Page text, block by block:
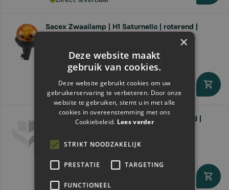
Sacex Zwaailamp | H1 Saturnello | roterend |
€33,05
Levertijd 2 - 6 werkdagen
Sacex Zwaailamp LED | Vega Line | roterend |
€94,15
Levertijd 2 - 6 werkdagen
×
Deze website maakt
gebruik van cookies.
Deze website gebruikt cookies om uw
gebruikerservaring te verbeteren. Door onze
website te gebruiken, stemt u in met alle
cookies in overeenstemming met ons
Cookiebeleid. Lees verder
STRIKT NOODZAKELIJK
PRESTATIE TARGETING
FUNCTIONEEL